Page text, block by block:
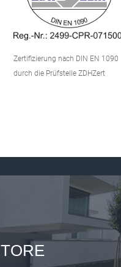
Zertifizierung nach DIN EN 1090
durch die Prüfstelle ZDHZert
TORE